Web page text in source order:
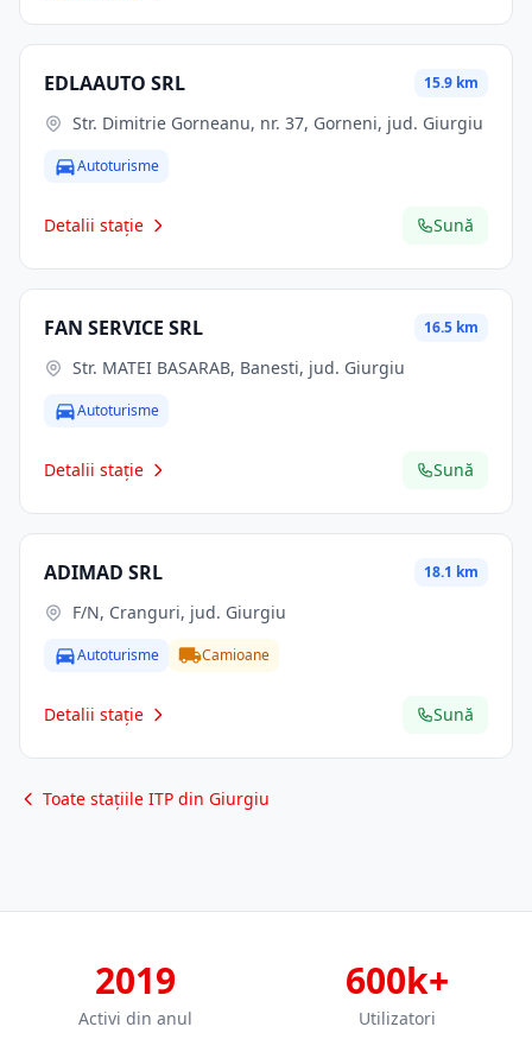
EDLAAUTO SRL 15.9 km
Str. Dimitrie Gorneanu, nr. 37, Gorneni, jud. Giurgiu
Autoturisme
Detalii stație Sună
FAN SERVICE SRL 16.5 km
Str. MATEI BASARAB, Banesti, jud. Giurgiu
Autoturisme
Detalii stație Sună
ADIMAD SRL 18.1 km
F/N, Cranguri, jud. Giurgiu
Autoturisme Camioane
Detalii stație Sună
Toate stațiile ITP din Giurgiu
2019
Activi din anul
600k+
Utilizatori